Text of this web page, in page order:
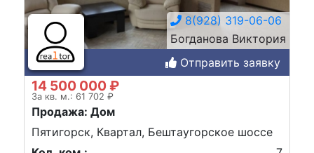
8(928) 319-06-06
Богданова Виктория
Отправить заявку
14 500 000 ₽
За кв. м.: 61 702 ₽
Продажа: Дом
Пятигорск, Квартал, Бештаугорское шоссе